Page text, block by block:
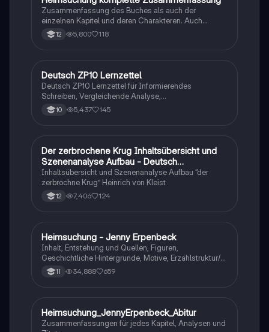
Zusammenfassung des Buches als auch der
einzelnen Kapitel und deren Charakteren. Auch
tabellarisch. Im Unterricht ohne KI erstellt
12 5,800 118
Deutsch
Deutsch ZP10 Lernzettel
Deutsch ZP10 Lernzettel für Informierendes
Schreiben, Vergleichende Analyse,
Sachtexte/Roman/Gedicht..
10 5,437 145
Deutsch
Der zerbrochene Krug Inhaltsübersicht und
Szenenanalyse Aufbau - Deutsch
Q1/Q2/Abitur
Inhaltsübersicht und Szenenanalyse Aufbau “der
zerbrochne Krug” Heinrich von Kleist
12 7,406 124
Deutsch
Heimsuchung - Jenny Erpenbeck
Inhalt, Entstehung und Quellen, Figuren,
Geschichtliche Hintergründe, Motive, Erzählstruktur/-
stil 11 34,888 659
Deutsch
Heimsuchung_JennyErpenbeck_Abitur
Zusammenfassungen für jedes Kapitel, Analysen und